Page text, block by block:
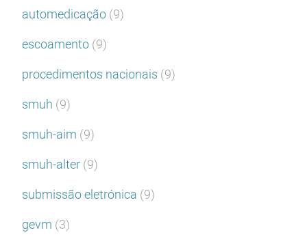
automedicação (9)
escoamento (9)
procedimentos nacionais (9)
smuh (9)
smuh-aim (9)
smuh-alter (9)
submissão eletrónica (9)
gevm (3)